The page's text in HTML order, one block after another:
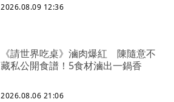
2026.08.09 12:36
《請世界吃桌》滷肉爆紅 陳隨意不
藏私公開食譜！5食材滷出一鍋香
2026.08.06 21:06